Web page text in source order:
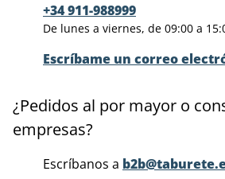
+34 911-988999
De lunes a viernes, de 09:00 a
Escríbame un correo
¿Pedidos al por mayor o
empresas?
Escríbanos a